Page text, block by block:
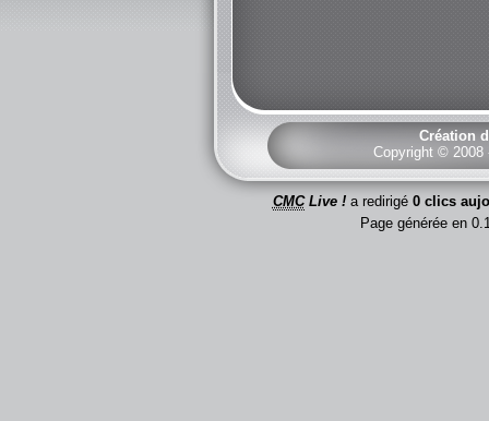
Création
Copyright © 2008
CMCLive !a redirigé 0 clics
Page générée en